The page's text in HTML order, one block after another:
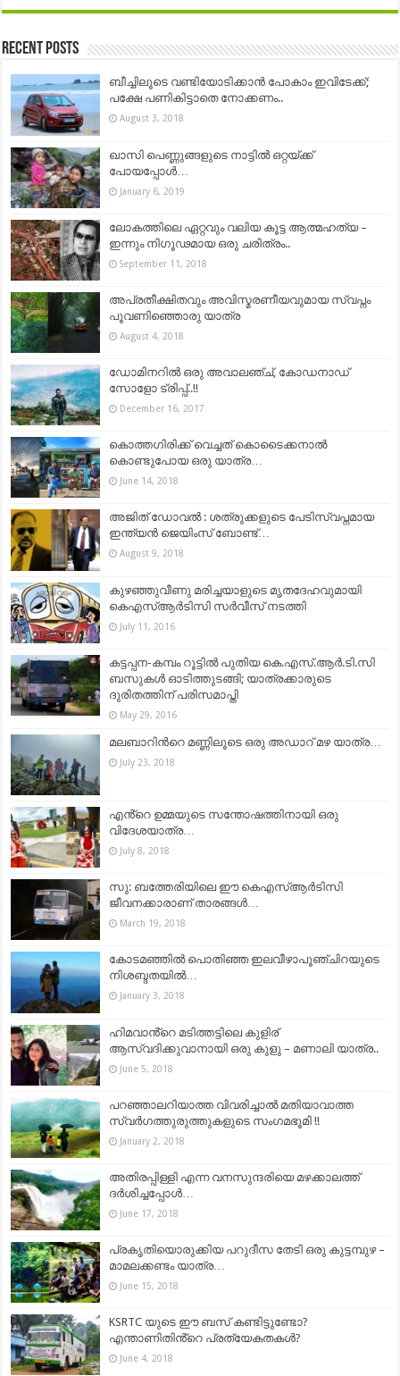
Recent Posts
ബീച്ചിലൂടെ വണ്ടിയോടിക്കാൻ പോകാം ഇവിടേക്ക്;
പക്ഷേ പണികിട്ടാതെ നോക്കണം..
August 3, 2018
ഖാസി പെണ്ണുങ്ങളുടെ നാട്ടിൽ ഒറ്റയ്ക്ക്
പോയപ്പോൾ…
January 6, 2019
ലോകത്തിലെ ഏറ്റവും വലിയ കൂട്ട ആത്മഹത്യ –
ഇന്നും നിഗൂഢമായ ഒരു ചരിത്രം..
September 11, 2018
അപ്രതീക്ഷിതവും അവിസ്മരണീയവുമായ സ്വപ്നം
പൂവണിഞ്ഞൊരു യാത്ര
August 4, 2018
ഡോമിനറില്‍ ഒരു അവാലഞ്ച്, കോഡനാഡ്
സോളോ ട്രിപ്പ്..!!
December 16, 2017
കൊത്തഗിരിക്ക് വെച്ചത് കൊടൈക്കനാൽ
കൊണ്ടുപോയ ഒരു യാത്ര…
June 14, 2018
അജിത് ഡോവൽ : ശത്രുക്കളുടെ പേടിസ്വപ്നമായ
ഇന്ത്യൻ ജെയിംസ് ബോണ്ട്…
August 9, 2018
കുഴഞ്ഞുവീണു മരിച്ചയാളുടെ മൃതദേഹവുമായി
കെഎസ്ആർടിസി സർവീസ് നടത്തി
July 11, 2016
കട്ടപ്പന-കമ്പം റൂട്ടിൽ പുതിയ കെ.എസ്.ആർ.ടി.സി
ബസുകൾ ഓടിത്തുടങ്ങി; യാത്രക്കാരുടെ
ദുരിതത്തിന് പരിസമാപ്തി
May 29, 2016
മലബാറിന്‍റെ മണ്ണിലൂടെ ഒരു അഡാറ് മഴ യാത്ര…
July 23, 2018
എൻ്റെ ഉമ്മയുടെ സന്തോഷത്തിനായി ഒരു
വിദേശയാത്ര…
July 8, 2018
സു: ബത്തേരിയിലെ ഈ കെഎസ്ആര്‍ടിസി
ജീവനക്കാരാണ് താരങ്ങള്‍…
March 19, 2018
കോടമഞ്ഞിൽ പൊതിഞ്ഞ ഇലവീഴാപൂഞ്ചിറയുടെ
നിശബ്ദതയിൽ…
January 3, 2018
ഹിമവാൻ്റെ മടിത്തട്ടിലെ കുളിര്
ആസ്വദിക്കുവാനായി ഒരു കുളു – മണാലി യാത്ര..
June 5, 2018
പറഞ്ഞാലറിയാത്ത വിവരിച്ചാല്‍ മതിയാവാത്ത
സ്വര്‍ഗത്തുരുത്തുകളുടെ സംഗമഭൂമി !!
January 2, 2018
അതിരപ്പിള്ളി എന്ന വനസുന്ദരിയെ മഴക്കാലത്ത്
ദർശിച്ചപ്പോൾ…
June 17, 2018
പ്രകൃതിയൊരുക്കിയ പറുദീസ തേടി ഒരു കുട്ടമ്പുഴ –
മാമലക്കണ്ടം യാത്ര…
June 15, 2018
KSRTC യുടെ ഈ ബസ് കണ്ടിട്ടുണ്ടോ?
എന്താണിതിൻ്റെ പ്രത്യേകതകൾ?
June 4, 2018